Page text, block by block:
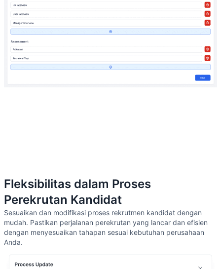
Fleksibilitas dalam Proses
Perekrutan Kandidat
Sesuaikan dan modifikasi proses rekrutmen kandidat dengan
mudah. Pastikan perjalanan perekrutan yang lancar dan efisien
dengan menyesuaikan tahapan sesuai kebutuhan perusahaan
Anda.